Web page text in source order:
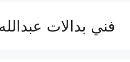
فني بدالات